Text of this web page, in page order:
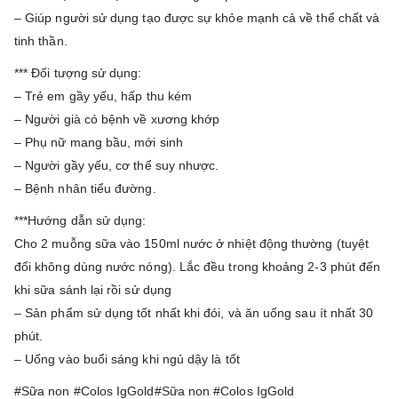
– Giúp người sử dụng tạo được sự khỏe mạnh cả về thể chất và
tinh thần.
*** Đối tượng sử dụng:
– Trẻ em gầy yếu, hấp thu kém
– Người già có bệnh về xương khớp
– Phụ nữ mang bầu, mới sinh
– Người gầy yếu, cơ thể suy nhược.
– Bệnh nhân tiểu đường.
***Hướng dẫn sử dụng:
Cho 2 muỗng sữa vào 150ml nước ở nhiệt động thường (tuyệt
đối không dùng nước nóng). Lắc đều trong khoảng 2-3 phút đến
khi sữa sánh lại rồi sử dụng
– Sản phẩm sử dụng tốt nhất khi đói, và ăn uống sau ít nhất 30
phút.
– Uống vào buổi sáng khi ngủ dậy là tốt
#Sữa non #Colos IgGold#Sữa non #Colos IgGold